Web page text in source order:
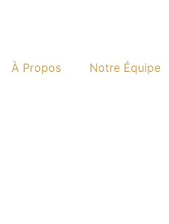
À Propos Notre Équipe